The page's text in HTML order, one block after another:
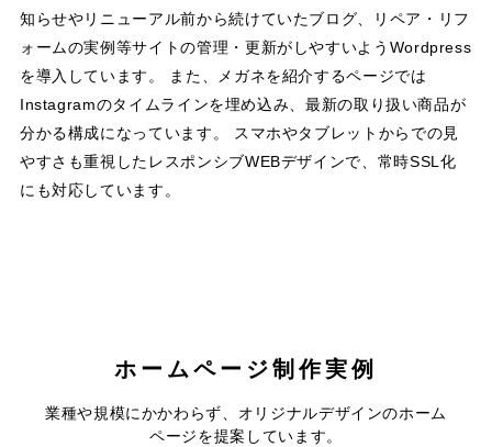
知らせやリニューアル前から続けていたブログ、リペア・リフ
ォームの実例等サイトの管理・更新がしやすいようWordpress
を導入しています。 また、メガネを紹介するページでは
Instagramのタイムラインを埋め込み、最新の取り扱い商品が
分かる構成になっています。 スマホやタブレットからでの見
やすさも重視したレスポンシブWEBデザインで、常時SSL化
にも対応しています。
ホームページ制作実例
業種や規模にかかわらず、オリジナルデザインのホーム
ページを提案しています。
コテージ＆ペンションNANJA
MONJA
株式会社昭和電業社